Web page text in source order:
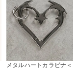
メタルハートカラビナ＜